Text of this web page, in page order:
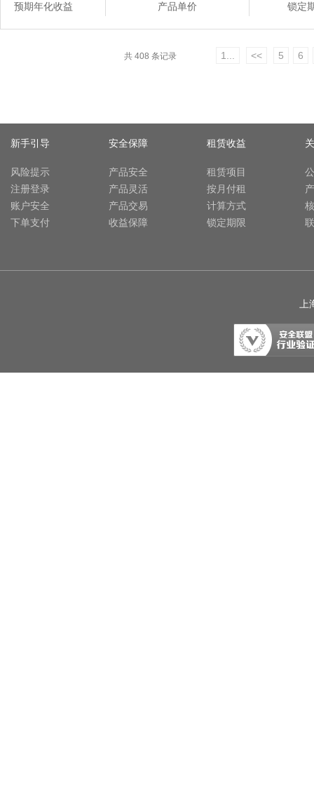
预期年化收益
产品单价
锁定
共 408 条记录 1... << 5 6
新手引导
风险提示
注册登录
账户安全
下单支付
安全保障
产品安全
产品灵活
产品交易
收益保障
租赁收益
租赁项目
按月付租
计算方式
锁定期限